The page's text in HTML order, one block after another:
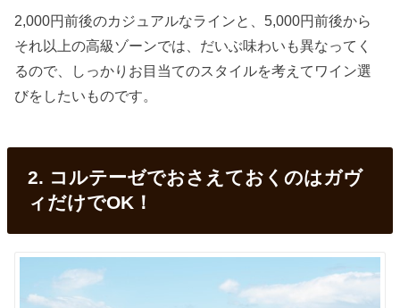
2,000円前後のカジュアルなラインと、5,000円前後から
それ以上の高級ゾーンでは、だいぶ味わいも異なってく
るので、しっかりお目当てのスタイルを考えてワイン選
びをしたいものです。
2. コルテーゼでおさえておくのはガヴ
ィだけでOK！